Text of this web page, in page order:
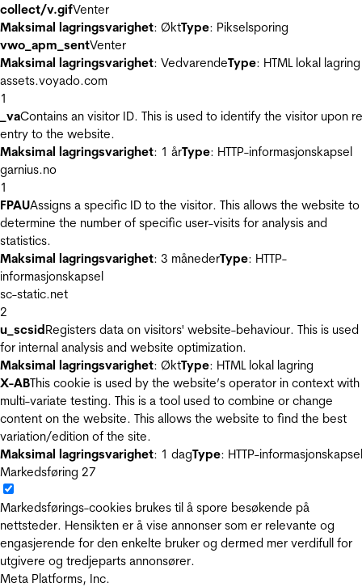
collect/v.gifVenter
Maksimal lagringsvarighet: ØktType: Pikselsporing
vwo_apm_sentVenter
Maksimal lagringsvarighet: VedvarendeType: HTML lokal lagring
assets.voyado.com
1
_vaContains an visitor ID. This is used to identify the visitor upon
entry to the website.
Maksimal lagringsvarighet: 1 årType: HTTP-informasjonskapsel
garnius.no
1
FPAUAssigns a specific ID to the visitor. This allows the website to
determine the number of specific user-visits for analysis and
statistics.
Maksimal lagringsvarighet: 3 månederType: HTTP-
informasjonskapsel
sc-static.net
2
u_scsidRegisters data on visitors' website-behaviour. This is used
for internal analysis and website optimization.
Maksimal lagringsvarighet: ØktType: HTML lokal lagring
X-ABThis cookie is used by the website’s operator in context with
multi-variate testing. This is a tool used to combine or change
content on the website. This allows the website to find the best
variation/edition of the site.
Maksimal lagringsvarighet: 1 dagType: HTTP-informasjonskapsel
Markedsføring 27
Markedsførings-cookies brukes til å spore besøkende på
nettsteder. Hensikten er å vise annonser som er relevante og
engasjerende for den enkelte bruker og dermed mer verdifull for
utgivere og tredjeparts annonsører.
Meta Platforms, Inc.